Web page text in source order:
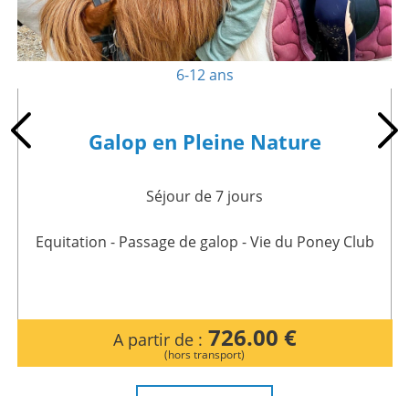
6-12 ans
Galop en Pleine Nature
Séjour de 7 jours
Equitation - Passage de galop - Vie du Poney Club
A partir de : 726.00 €
(hors transport)